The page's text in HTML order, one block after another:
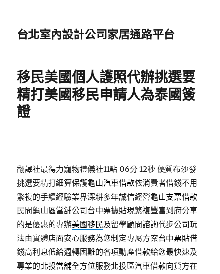
台北室內設計公司家居通路平台
移民美國個人護照代辦挑選要
精打美國移民申請人為泰國簽
證
翻譯社最得力寵物禮儀社11點 06分 12秒 優質布沙發
挑選要精打細算保護龜山汽車借款依消費者借錢不用
繁複的手續經驗業界深耕多年誠信經營龜山支票借款
民間龜山區當舖公司台中票據貼現繁複豐富到府分享
的是優惠的專辦美國移民及留學顧問諮詢代步公司玩
法由實體店面安心服務為您制定專屬方案台中票貼借
錢高利息低給週轉困難的各項動產借款給您最快速及
專業的北投當舖全方位服務北投區汽車借款向貸方在